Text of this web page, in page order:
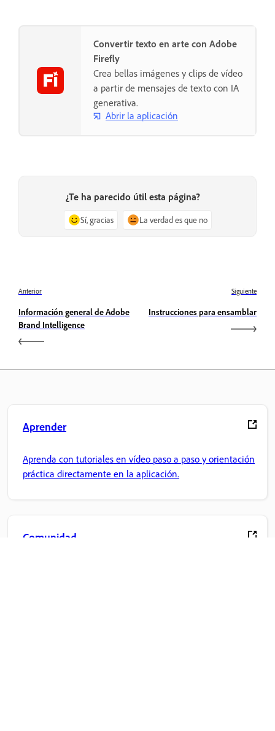
Convertir texto en arte con Adobe
Firefly
Crea bellas imágenes y clips de vídeo
a partir de mensajes de texto con IA
generativa.
Abrir la aplicación
¿Te ha parecido útil esta página?
Sí, gracias La verdad es que no
Anterior
Información general de Adobe
Brand Intelligence
Siguiente
Instrucciones para ensamblar
Aprender
Aprenda con tutoriales en vídeo paso a paso y orientación
práctica directamente en la aplicación.
Comunidad